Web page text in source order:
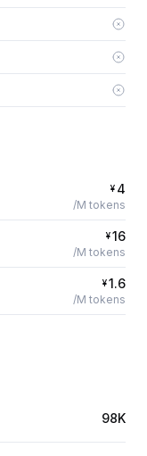
¥ 4
/M tokens
¥16
/M tokens
¥1.6
/M tokens
98K